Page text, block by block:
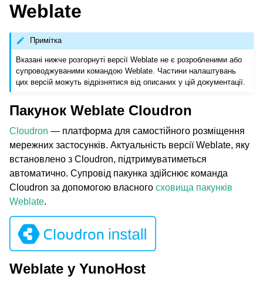
navigation of Підтримувані формати файлів
Weblate
Примітка
Вказані нижче розгорнуті версії Weblate не є розробленими або
супроводжуваними командою Weblate. Частини налаштувань
цих версій можуть відрізнятися від описаних у цій документації.
Пакунок Weblate Cloudron
Cloudron — платформа для самостійного розміщення
мережних застосунків. Актуальність версії Weblate, яку
встановлено з Cloudron, підтримуватиметься
автоматично. Супровід пакунка здійснює команда
Cloudron за допомогою власного сховища пакунків
Weblate.
Weblate у YunoHost